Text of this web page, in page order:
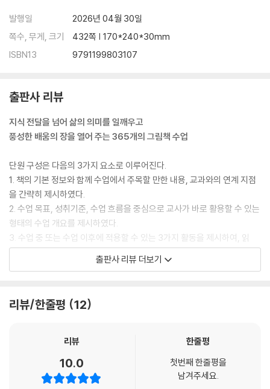
발행일
2026년 04월 30일
쪽수, 무게, 크기
432쪽 | 170*240*30mm
ISBN13
9791199803107
출판사 리뷰
지식 전달을 넘어 삶의 의미를 일깨우고
풍성한 배움의 장을 열어 주는 365개의 그림책 수업
단원 구성은 다음의 3가지 요소로 이루어진다.
1. 책의 기본 정보와 함께 수업에서 주목할 만한 내용, 교과와의 연계 지점
을 간략히 제시하였다.
2. 수업 목표, 성취기준, 수업 흐름을 중심으로 교사가 바로 활용할 수 있는
형태의 수업 개요를 제시하였다.
3. 수업 중 또는 수업 이후에 적용할 수 있는 3가지 활동을 제시하여, 읽
기-이해-확장의 흐름이 자연스럽게 이어지도록 구성하였다. 활동은 개인
활동, 모둠 활동, 학급 전체 활동 등 다양한 수업 상황을 고려하여 설계하였
아울러 본 책에는 제시된 활동과 연계하여 활용할 수 있는 활동지를 함께
하였으며, 교사의 재구성과 선택을 전제로 하여 유연하게 활용할 수 있도
교육과정 개정으로 인한 현장의 혼란을 줄이고, 교사가 교육과정과 수업
사이에서 느끼는 간극을 메우는 실천적 길잡이가 되고자 한다. 아이들에게
출판사 리뷰 더보기
리뷰/한줄평 12
리뷰
10.0
한줄평
첫번째 한줄평을
남겨주세요.